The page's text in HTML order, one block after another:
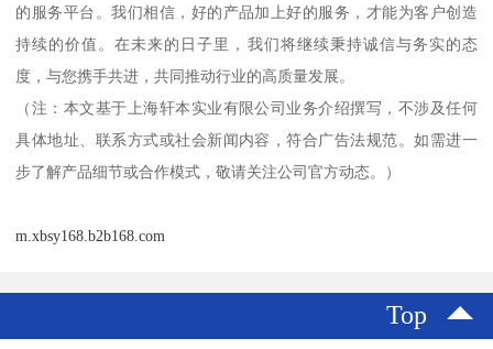
的服务平台。我们相信，好的产品加上好的服务，才能为客户创造
持续的价值。在未来的日子里，我们将继续秉持诚信与务实的态
度，与您携手共进，共同推动行业的高质量发展。
（注：本文基于上海轩本实业有限公司业务介绍撰写，不涉及任何
具体地址、联系方式或社会新闻内容，符合广告法规范。如需进一
步了解产品细节或合作模式，敬请关注公司官方动态。）
m.xbsy168.b2b168.com
Top